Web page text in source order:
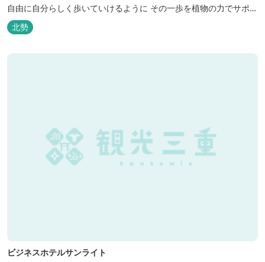
自由に自分らしく歩いていけるように その一歩を植物の力でサポー
トしたいという思いから生まれたお店。 黄土スチームよもぎ蒸しや
アロマの調合、季節の養生講座、アロマ講座、腸活講座、ワークシ
ョップ、イベント出店 植物を通して身体と心を整えよう！をテーマ
北勢
ビジネスホテルサンライト